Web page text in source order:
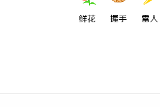
鲜花 握手 雷人